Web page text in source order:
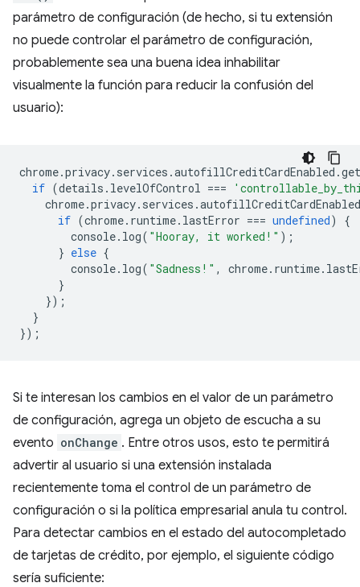
parámetro de configuración (de hecho, si tu extensión
no puede controlar el parámetro de configuración,
probablemente sea una buena idea inhabilitar
visualmente la función para reducir la confusión del
usuario):
chrome.privacy. services .autofillCreditCardEnabled .get
if (details . levelOfControl ===
chrome.privacy. services .autofillCreditCardEnabled
if (chrome. runtime. lastError === undefined)
{
console. log( "Hooray, it worked!" );
} else {
console. log( "Sadness!" , chrome. runtime.
}
});
}
});
Si te interesan los cambios en el valor de un parámetro
de configuración, agrega un objeto de escucha a su
evento onChange . Entre otros usos, esto te permitirá
advertir al usuario si una extensión instalada
recientemente toma el control de un parámetro de
configuración o si la política empresarial anula tu control.
Para detectar cambios en el estado del autocompletado
de tarjetas de crédito, por ejemplo, el siguiente código
sería suficiente: